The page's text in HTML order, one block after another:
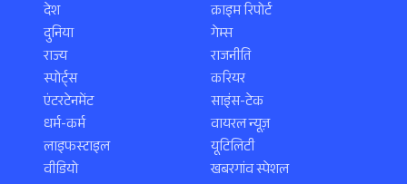
देश
दुनिया
राज्य
स्पोर्ट्स
एंटरटेनमेंट
धर्म-कर्म
लाइफस्टाइल
वीडियो
क्राइम रिपोर्ट
गेम्स
राजनीति
करियर
साइंस-टेक
वायरल न्यूज़
यूटिलिटी
खबरगांव स्पेशल